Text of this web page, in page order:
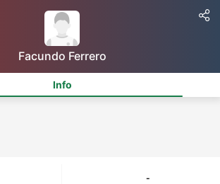
Facundo Ferrero
Info
-